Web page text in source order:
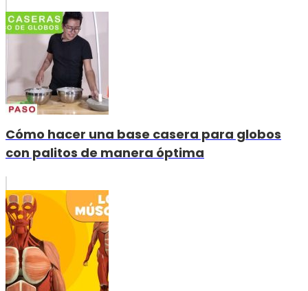
Cómo hacer una base casera para globos
con palitos de manera óptima